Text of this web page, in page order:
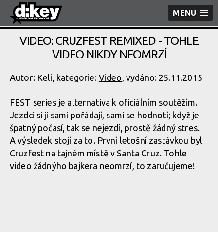
MENU
VIDEO: CRUZFEST REMIXED - TOHLE
VIDEO NIKDY NEOMRZÍ
Autor: Keli, kategorie: Video, vydáno: 25.11.2015
FEST series je alternativa k oficiálním soutěžím.
Jezdci si ji sami pořádají, sami se hodnotí; když je
špatný počasí, tak se nejezdí, prostě žádný stres.
A výsledek stojí za to. První letošní zastávkou byl
Cruzfest na tajném místě v Santa Cruz. Tohle
video žádnýho bajkera neomrzí, to zaručujeme!